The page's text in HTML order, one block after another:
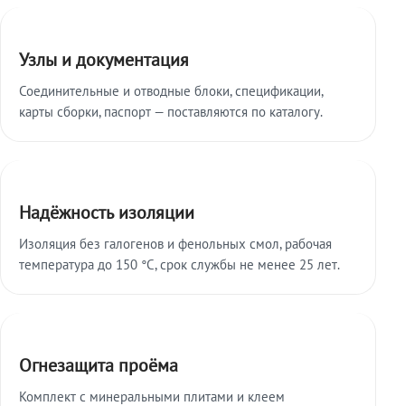
Узлы и документация
Соединительные и отводные блоки, спецификации,
карты сборки, паспорт — поставляются по каталогу.
Надёжность изоляции
Изоляция без галогенов и фенольных смол, рабочая
температура до 150 °C, срок службы не менее 25 лет.
Огнезащита проёма
Комплект с минеральными плитами и клеем